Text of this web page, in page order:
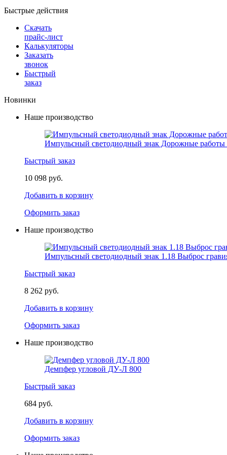
Быстрые действия
Скачать
прайс-лист
Калькуляторы
Заказать
звонок
Быстрый
заказ
Новинки
Наше производство
Импульсный светодиодный знак Дорожные работы
Быстрый заказ
10 098 руб.
Добавить в корзину
Оформить заказ
Наше производство
Импульсный светодиодный знак 1.18 Выброс
Быстрый заказ
8 262 руб.
Добавить в корзину
Оформить заказ
Наше производство
Демпфер угловой ДУ-Л 800
Быстрый заказ
684 руб.
Добавить в корзину
Оформить заказ